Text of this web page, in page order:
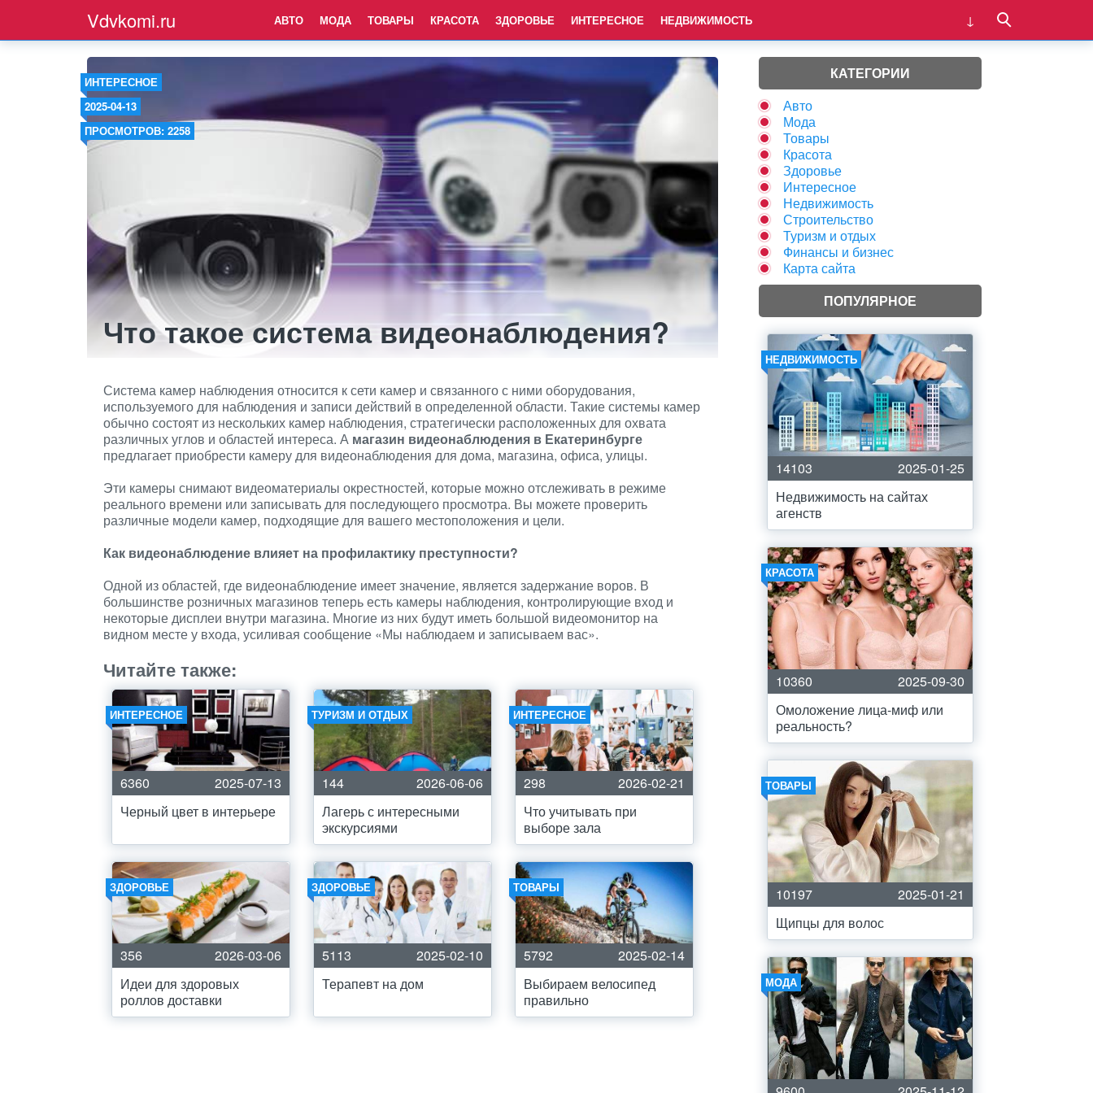
Vdvkomi.ru АВТО МОДА ТОВАРЫ КРАСОТА ЗДОРОВЬЕ ИНТЕРЕСНОЕ НЕДВИЖИМОСТЬ
ИНТЕРЕСНОЕ
2025-04-13
ПРОСМОТРОВ: 2258
Что такое система видеонаблюдения?
Система камер наблюдения относится к сети камер и связанного с ними оборудования,
используемого для наблюдения и записи действий в определенной области. Такие системы камер
обычно состоят из нескольких камер наблюдения, стратегически расположенных для охвата
различных углов и областей интереса. А магазин видеонаблюдения в Екатеринбурге
предлагает приобрести камеру для видеонаблюдения для дома, магазина, офиса, улицы.
Эти камеры снимают видеоматериалы окрестностей, которые можно отслеживать в режиме
реального времени или записывать для последующего просмотра. Вы можете проверить
различные модели камер, подходящие для вашего местоположения и цели.
Как видеонаблюдение влияет на профилактику преступности?
Одной из областей, где видеонаблюдение имеет значение, является задержание воров. В
большинстве розничных магазинов теперь есть камеры наблюдения, контролирующие вход и
некоторые дисплеи внутри магазина. Многие из них будут иметь большой видеомонитор на
видном месте у входа, усиливая сообщение «Мы наблюдаем и записываем вас».
Читайте также:
ИНТЕРЕСНОЕ
6360
2025-07-13
Черный цвет в интерьере
ТУРИЗМ И ОТДЫХ
144
2026-06-06
Лагерь с интересными
экскурсиями
ИНТЕРЕСНОЕ
298
2026-02-21
Что учитывать при
выборе зала
ЗДОРОВЬЕ
356
2026-03-06
Идеи для здоровых
роллов доставки
ЗДОРОВЬЕ
5113
2025-02-10
Терапевт на дом
ТОВАРЫ
5792
2025-02-14
Выбираем велосипед
правильно
КАТЕГОРИИ
Авто
Мода
Товары
Красота
Здоровье
Интересное
Недвижимость
Строительство
Туризм и отдых
Финансы и бизнес
Карта сайта
ПОПУЛЯРНОЕ
НЕДВИЖИМОСТЬ
14103
2025-01-25
Недвижимость на сайтах
агенств
КРАСОТА
10360
2025-09-30
Омоложение лица-миф или
реальность?
ТОВАРЫ
10197
2025-01-21
Щипцы для волос
МОДА